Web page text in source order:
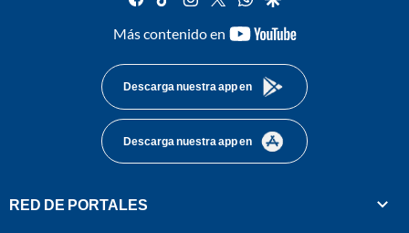
Más contenido en
youtube-
Descarga nuestra app en
Descarga nuestra app en
RED DE PORTALES